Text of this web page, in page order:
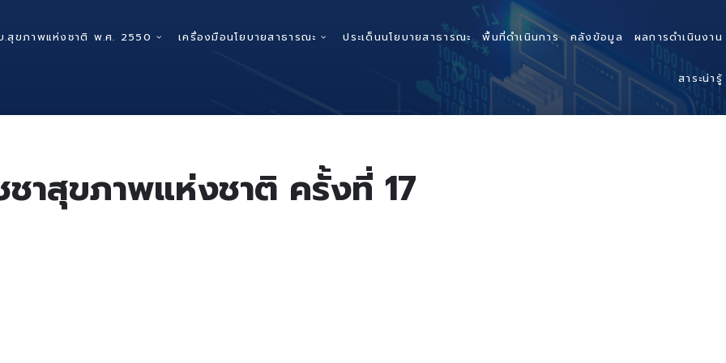
.สุขภาพแห่งชาติ พ.ศ. 2550 เครื่องมือนโยบายสาธารณะ ประเด็นนโยบายสาธารณะ พื้นที่ดำเนินการ คลังข้อมูล ผลการดำเนินงาน
สาระน่ารู้
าสุขภาพแห่งชาติ ครั้งที่ 17